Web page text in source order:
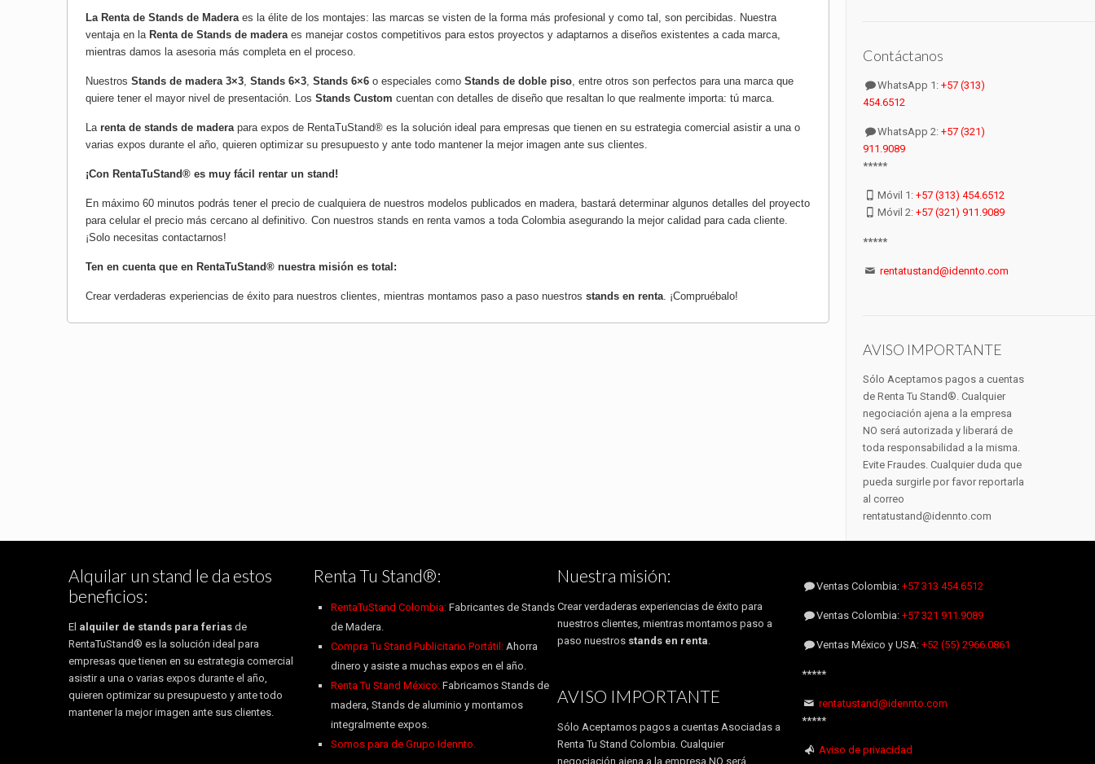
LaRenta de Stands de Madera es la élite de los montajes: las marcas se visten de la forma más profesional y como tal, son percibidas. Nuestra
ventaja en laRenta de Stands de madera es manejar costos competitivos para estos proyectos y adaptarnos a diseños existentes a cada marca,
mientras damos la asesoria más completa en el proceso.
NuestrosStands de madera 3×3 ,Stands 6×3 ,Stands 6×6 o especiales comoStands de doble piso , entre otros son perfectos para una marca que
quiere tener el mayor nivel de presentación. LosStands Custom cuentan con detalles de diseño que resaltan lo que realmente importa: tú marca.
Larenta de stands de maderapara expos de RentaTuStand® es la solución ideal para empresas que tienen en su estrategia comercial asistir a una o
varias expos durante el año, quieren optimizar su presupuesto y ante todo mantener la mejor imagen ante sus clientes.
¡Con RentaTuStand® es muy fácil rentar un stand!
En máximo 60 minutos podrás tener el precio de cualquiera de nuestros modelos publicados en madera, bastará determinar algunos detalles del proyecto
para celular el precio más cercano al definitivo. Con nuestros stands en renta vamos a toda Colombia asegurando la mejor calidad para cada cliente.
¡Solo necesitas contactarnos!
Ten en cuenta que en RentaTuStand® nuestra misión es total:
Crear verdaderas experiencias de éxito para nuestros clientes, mientras montamos paso a paso nuestrosstands en renta ¡Compruébalo!
Contáctanos
WhatsApp 1:+57 (313)
454.6512
WhatsApp 2:+57 (321)
911.9089
*****
Móvil 1:+57 (313) 454.6512
Móvil 2:+57 (321) 911.9089
*****
rentatustand@idennto.com
AVISO IMPORTANTE
Sólo Aceptamos pagos a cuentas
de Renta Tu Stand®. Cualquier
negociación ajena a la empresa
NO será autorizada y liberará de
toda responsabilidad a la misma.
Evite Fraudes. Cualquier duda que
pueda surgirle por favor reportarla
al correo
rentatustand@idennto.com
Alquilar un stand le da estos
beneficios:
El alquiler de stands para ferias de
RentaTuStand® es la solución ideal para
empresas que tienen en su estrategia comercial
asistir a una o varias expos durante el año,
quieren optimizar su presupuesto y ante todo
mantener la mejor imagen ante sus clientes.
Renta Tu Stand®:
RentaTuStand Colombia:Fabricantes de Stands
de Madera.
Compra Tu Stand Publicitario Portátil: Ahorra
dinero y asiste a muchas expos en el año.
Renta Tu Stand México: Fabricamos Stands de
madera, Stands de aluminio y montamos
integralmente expos.
Somos para de Grupo Idennto.
Nuestra misión:
Crear verdaderas experiencias de éxito para
nuestros clientes, mientras montamos paso a
paso nuestros stands en renta
AVISO IMPORTANTE
Sólo Aceptamos pagos a cuentas Asociadas a
Renta Tu Stand Colombia. Cualquier
negociación ajena a la empresa NO será
Ventas Colombia:+57 313 454.6512
Ventas Colombia:+57 321 911.9089
Ventas México y USA:+52 (55) 2966.0861
*****
rentatustand@idennto.com
*****
Aviso de privacidad